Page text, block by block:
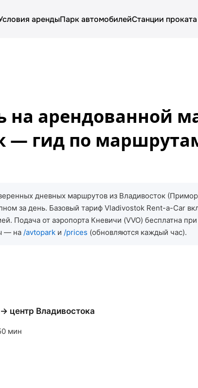
арендыПарк автомобилейСтанции проката
Парк автомобилей
Блог
на арендованной
— гид по
дневных маршрутов из Владивосток
за день. Базовый тариф Vladivostok Rent-a-Car
Подача от аэропорта Кневичи (VVO) бесплатна
— на /avtopark и /prices (обновляются каждый час).
центр Владивостока
мин